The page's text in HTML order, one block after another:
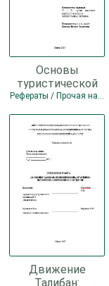
Основы
туристической
деятельности в
дошкольного
образования.
Рефераты / Прочая научная литература / Педагогика
Движение
Талибан: